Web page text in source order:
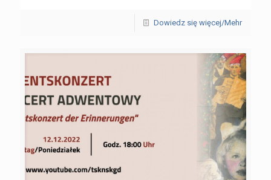
Dowiedz się więcej/Mehr